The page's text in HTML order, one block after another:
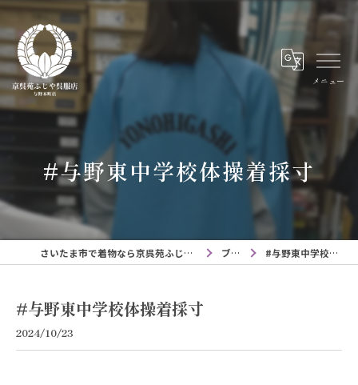
メニュー
#与野東中学校体操着採寸
さいたま市で着物なら京呉苑ふじや呉服店与野本町店 ブログ #与野東中学校体操着採寸
#与野東中学校体操着採寸
2024/10/23